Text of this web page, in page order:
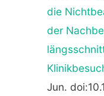
die
der
Jun.